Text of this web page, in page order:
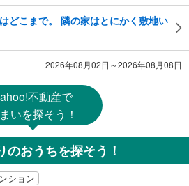
どこまで。 隣の家はとにかく敷地い
2026年08月02日～2026年08月08日
不動産で
いを探そう！
のおうちを探そう！
ション